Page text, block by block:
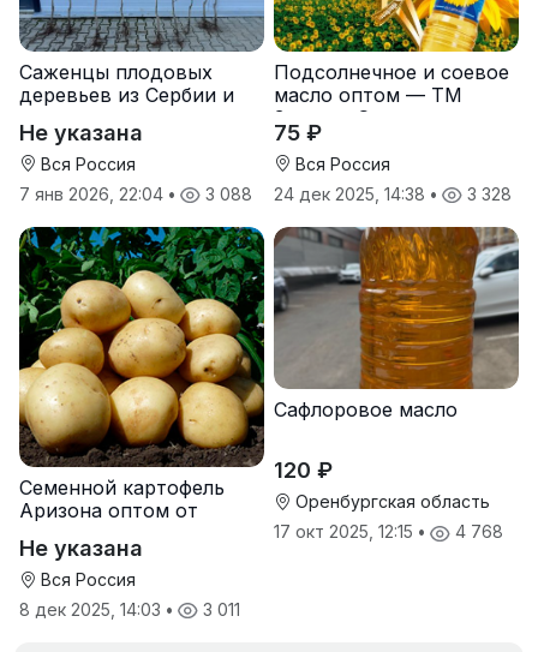
Саженцы плодовых
деревьев из Сербии и
Не указана
Вся Россия
7 янв 2026, 22:04 • 3 088
Подсолнечное и соевое
масло оптом — ТМ
Золотая Семечка
75 ₽
Вся Россия
24 дек 2025, 14:38 • 3 328
Семенной картофель
Аризона оптом от
Не указана
Вся Россия
8 дек 2025, 14:03 • 3 011
Сафлоровое масло
120 ₽
Оренбургская область
17 окт 2025, 12:15 • 4 768